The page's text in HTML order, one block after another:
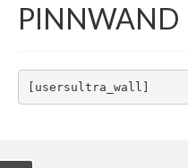
AUSBILDUNG
LINKS
LOGIN
PINNWAND
[usersultra_wall]